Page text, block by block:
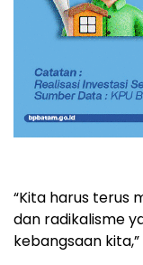
“Kita harus terus
dan radikalisme
kebangsaan kita,”